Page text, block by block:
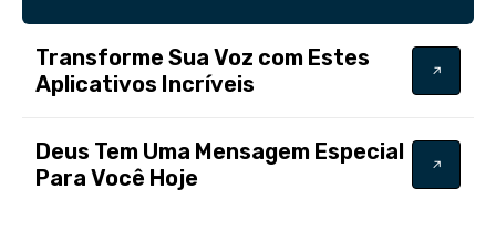
Transforme Sua Voz com Estes
Aplicativos Incríveis
Deus Tem Uma Mensagem Especial
Para Você Hoje